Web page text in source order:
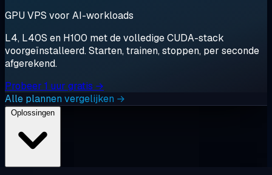
GPU VPS voor AI-workloads
L4, L40S en H100 met de volledige CUDA-stack
voorgeïnstalleerd. Starten, trainen, stoppen, per seconde
afgerekend.
Probeer 1 uur gratis →
Alle plannen vergelijken →